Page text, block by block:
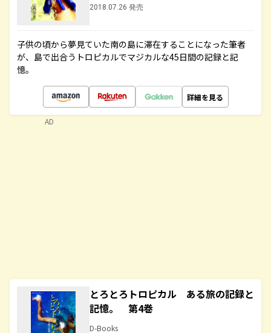
2018.07.26 発売
子供の頃から夢見ていた南の島に滞在することになった筆者
が、島で出合うトロピカルでマジカルな45日間の記録と記
憶。
詳細を見る
とろとろトロピカル ある旅の記録と
記憶。 第4巻
D-Books
AD